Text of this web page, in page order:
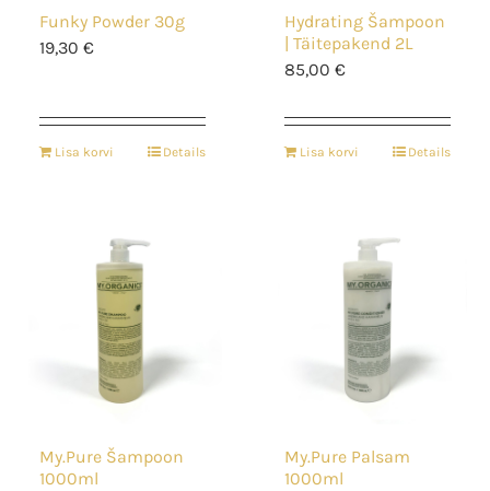
Funky Powder 30g
19,30 €
Lisa korvi Details
Hydrating Šampoon
| Täitepakend 2L
85,00 €
Lisa korvi Details
My.Pure Šampoon
1000ml
My.Pure Palsam
1000ml